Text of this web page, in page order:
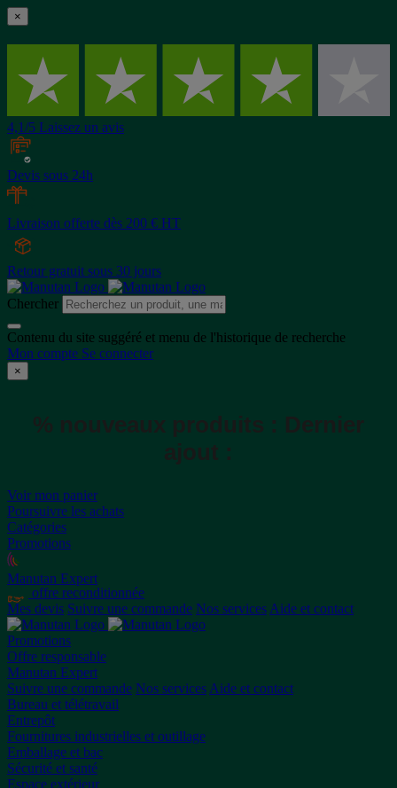
×
4,1/5 Laissez un avis
Devis sous 24h
Livraison offerte dès 200 € HT
Retour gratuit sous 30 jours
Chercher
Contenu du site suggéré et menu de l'historique de recherche
Mon compte Se connecter
×
% nouveaux produits : Dernier
ajout :
Voir mon panier
Poursuivre les achats
Catégories
Promotions
Manutan Expert
offre reconditionnée
Mes devis Suivre une commande Nos services Aide et contact
Promotions
Offre responsable
Manutan Expert
Suivre une commande Nos services Aide et contact
Bureau et télétravail
Entrepôt
Fournitures industrielles et outillage
Emballage et bac
Sécurité et santé
Espace extérieur